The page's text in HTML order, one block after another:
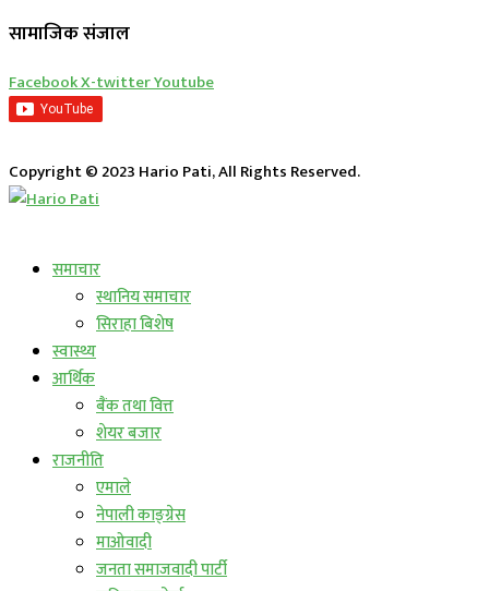
सामाजिक संजाल
FacebookX-twitterYoutube
Copyright © 2023 Hario Pati, All Rights Reserved.
समाचार
स्थानिय समाचार
सिराहा बिशेष
स्वास्थ्य
आर्थिक
बैंक तथा वित्त
शेयर बजार
राजनीति
एमाले
नेपाली काङ्ग्रेस
माओवादी
जनता समाजवादी पार्टी